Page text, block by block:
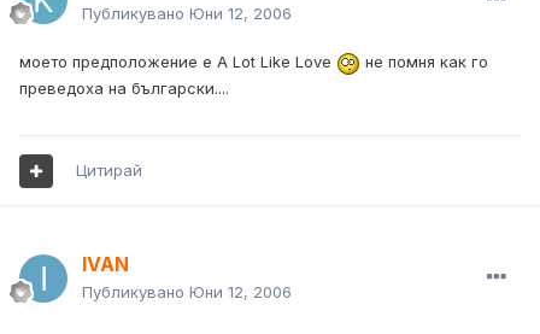
Публикувано Юни 12, 2006
моето предположение е A Lot Like Love
не помня как го
преведоха на български....
Цитирай
IVAN
Публикувано Юни 12, 2006